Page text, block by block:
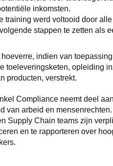
inkomsten.
training werd voltooid door
stappen te zetten als
indien van
toeleveringsketen, opleiding
producten, verstrekt.
Compliance neemt deel
van arbeid en
Supply Chain teams zijn
en te rapporteren over